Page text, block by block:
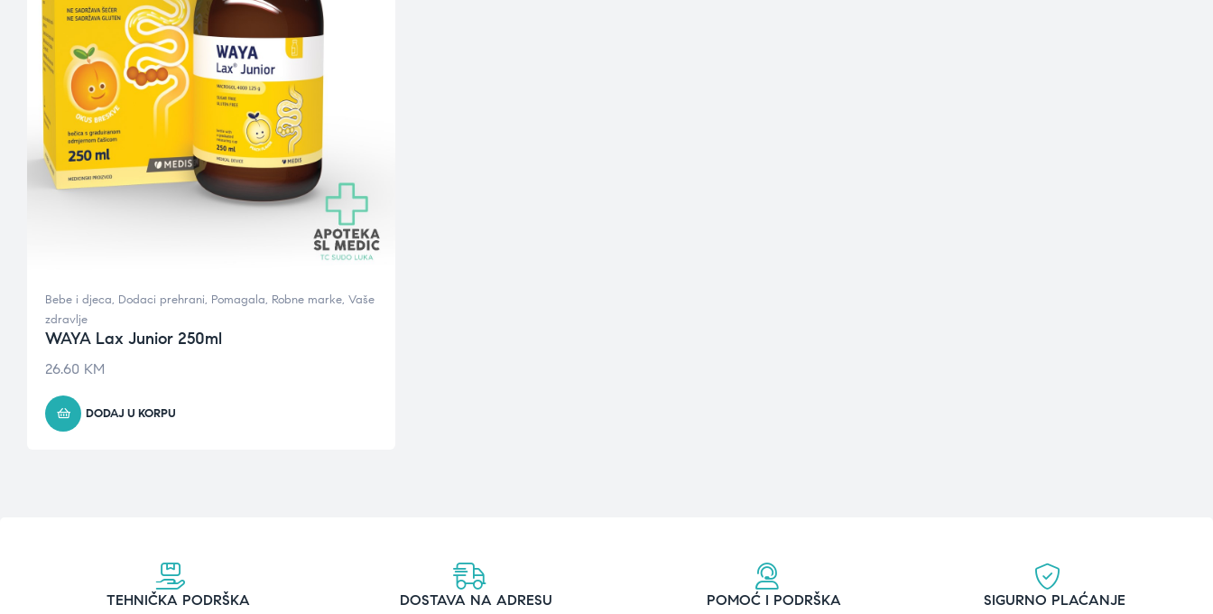
Bebe i djeca, Dodaci prehrani, Pomagala, Robne marke, Vaše
zdravlje
WAYA Lax Junior 250ml
26.60 KM
DODAJ U KORPU
TEHNIČKA PODRŠKA DOSTAVA NA ADRESU POMOĆ I PODRŠKA SIGURNO PLAĆANJE